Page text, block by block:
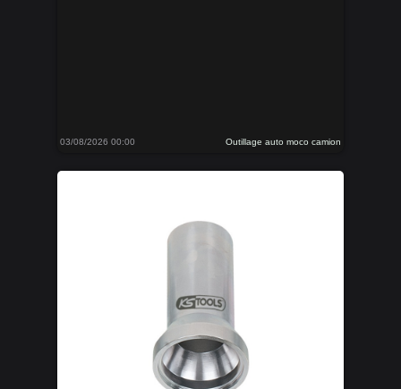
03/08/2026 00:00 Outillage auto moco camion